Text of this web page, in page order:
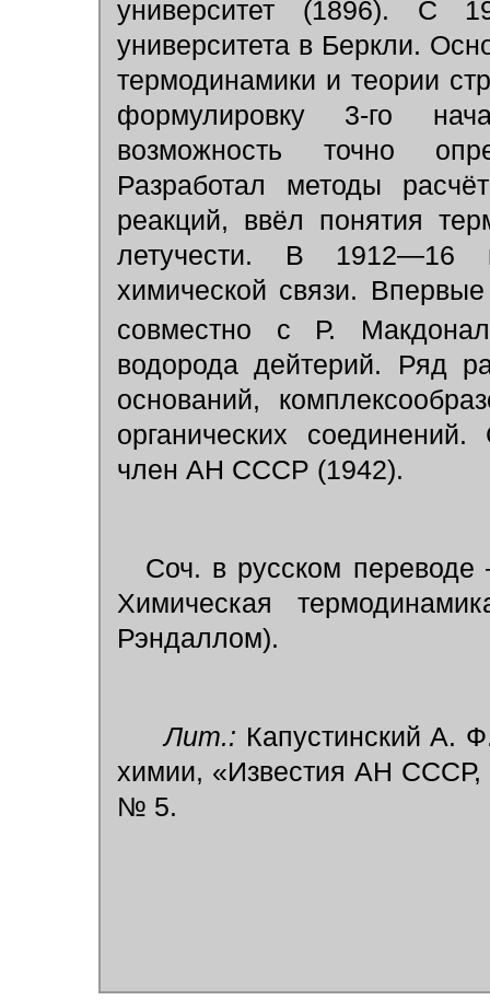
университет (1896). С
университета в Беркли.
термодинамики и теории
формулировку 3-го
возможность точно
Разработал методы
реакций, ввёл понятия
летучести. В 1912—16
химической связи.
совместно с Р.
водорода дейтерий. Ряд
оснований,
органических
член АН СССР (1942).
Соч. в русском
Химическая
Рэндаллом).
Лит.: Капустинский А.
химии, «Известия АН СССР,
№ 5.